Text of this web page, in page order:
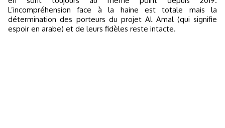
L’incompréhension face à la haine est totale mais la
détermination des porteurs du projet Al Amal (qui signifie
espoir en arabe) et de leurs fidèles reste intacte.